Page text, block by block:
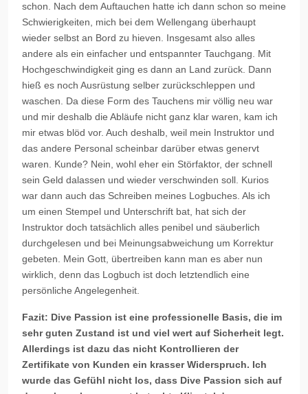
schon. Nach dem Auftauchen hatte ich dann schon so meine
Schwierigkeiten, mich bei dem Wellengang überhaupt
wieder selbst an Bord zu hieven. Insgesamt also alles
andere als ein einfacher und entspannter Tauchgang. Mit
Hochgeschwindigkeit ging es dann an Land zurück. Dann
hieß es noch Ausrüstung selber zurückschleppen und
waschen. Da diese Form des Tauchens mir völlig neu war
und mir deshalb die Abläufe nicht ganz klar waren, kam ich
mir etwas blöd vor. Auch deshalb, weil mein Instruktor und
das andere Personal scheinbar darüber etwas genervt
waren. Kunde? Nein, wohl eher ein Störfaktor, der schnell
sein Geld dalassen und wieder verschwinden soll. Kurios
war dann auch das Schreiben meines Logbuches . Als ich
um einen Stempel und Unterschrift bat, hat sich der
Instruktor doch tatsächlich alles penibel und säuberlich
durchgelesen und bei Meinungsabweichung um Korrektur
gebeten. Mein Gott, übertreiben kann man es aber nun
wirklich, denn das Logbuch ist doch letztendlich eine
persönliche Angelegenheit.
Fazit: Dive Passion ist eine professionelle Basis, die im
sehr guten Zustand ist und viel wert auf Sicherheit legt.
Allerdings ist dazu das nicht Kontrollieren der
Zertifikate von Kunden ein krasser Widerspruch. Ich
wurde das Gefühl nicht los, dass Dive Passion sich auf